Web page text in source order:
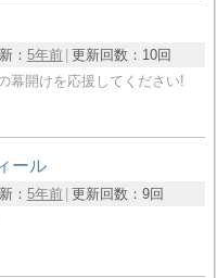
： 5年前 更新回数： 10回
幕開けを応援してください!
ール
： 5年前 更新回数： 9回